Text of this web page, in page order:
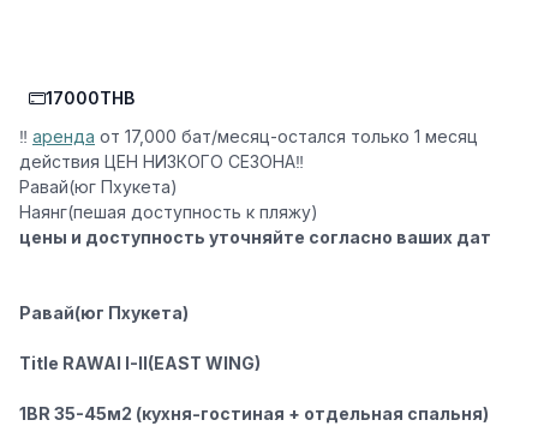
17000THB
‼️ аренда от 17,000 бат/месяц-остался только 1 месяц
действия ЦЕН НИЗКОГО СЕЗОНА‼️
Равай(юг Пхукета)
Наянг(пешая доступность к пляжу)
цены и доступность уточняйте согласно ваших дат
Равай(юг Пхукета)️
Title RAWAI I-II(EAST WING)
1BR 35-45м2 (кухня-гостиная + отдельная спальня)